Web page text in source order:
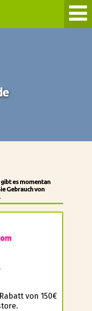
gibt es momentan
Gebrauch von
von 150€